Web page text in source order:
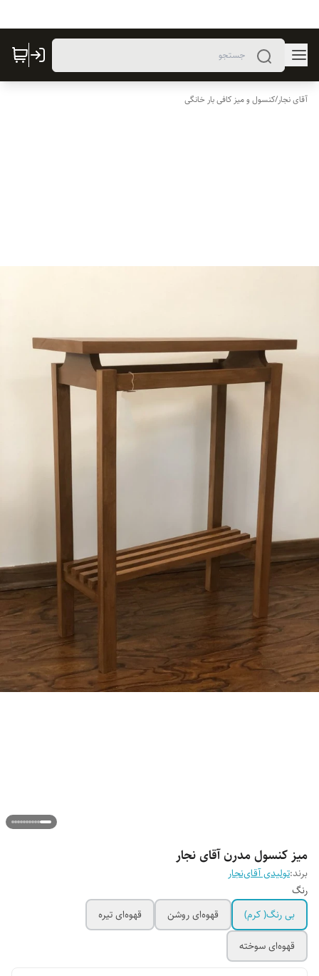
آقای نجار/کنسول و میز کافی بار خانگی
میز کنسول مدرن آقای نجار
برند:تولیدی آقای‌نجار
رنگ
بی رنگ( کرم)
قهوه‌ای روشن
قهوه‌ای تیره
قهوه‌ای سوخته